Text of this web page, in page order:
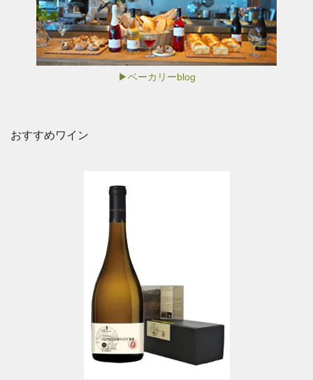
▶ベーカリーblog
おすすめワイン